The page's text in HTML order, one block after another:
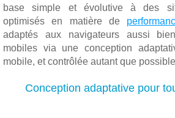
base simple et évolutive à des
optimisés en matière de
adaptés aux navigateurs aussi
mobiles via une conception
mobile, et contrôlée autant que
Conception adaptative pour